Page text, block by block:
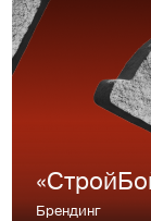
Брендинг